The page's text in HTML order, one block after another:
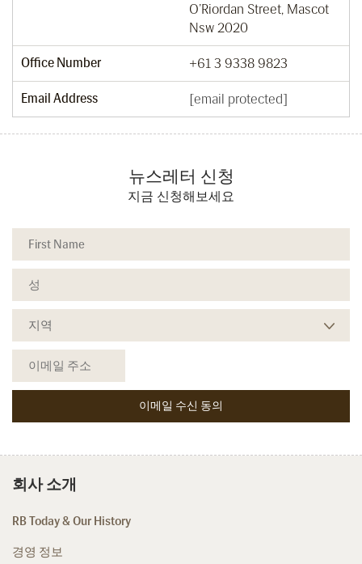
O’Riordan Street, Mascot
Nsw 2020
Office Number +61 3 9338 9823
Email Address [email protected]
뉴스레터 신청
지금 신청해보세요
회사 소개
RB Today & Our History
경영 정보